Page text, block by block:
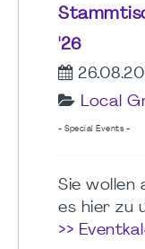
'26
Local
- Special Events -
Sie wollen
es hier zu
>>